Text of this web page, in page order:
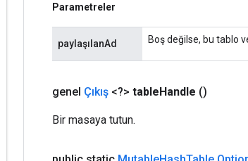
Parametreler
paylaşılanAd Boş değilse, bu tablo
genel Çıkış <?> tableHandle ()
Bir masaya tutun.